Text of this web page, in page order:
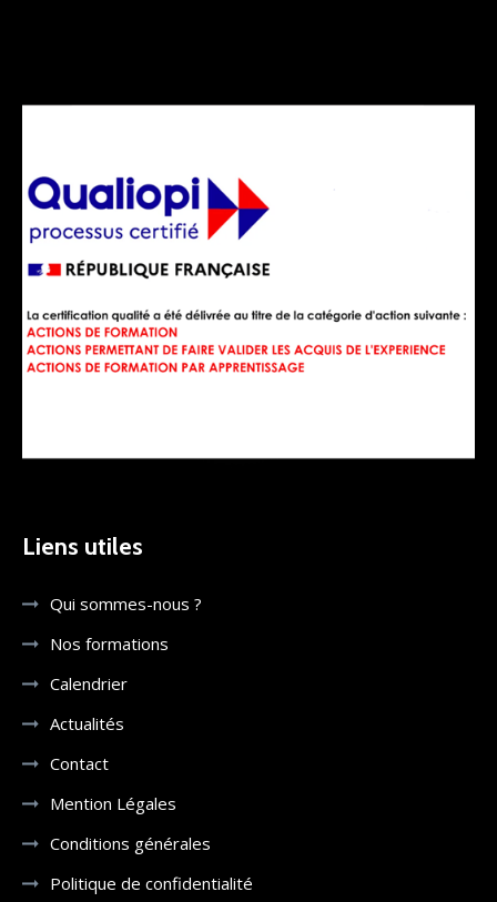
Liens utiles
Qui sommes-nous ?
Nos formations
Calendrier
Actualités
Contact
Mention Légales
Conditions générales
Politique de confidentialité